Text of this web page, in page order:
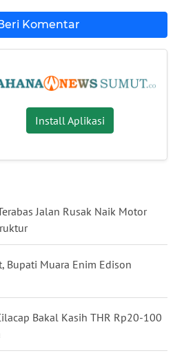
Komentar
Install Aplikasi
Jalan Rusak Naik Motor
Bupati Muara Enim Edison
Bakal Kasih THR Rp20-100